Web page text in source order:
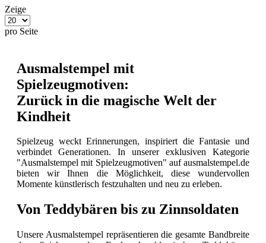
Zeige
pro Seite
Ausmalstempel mit
Spielzeugmotiven:
Zurück in die magische Welt der
Kindheit
Spielzeug weckt Erinnerungen, inspiriert die Fantasie und
verbindet Generationen. In unserer exklusiven Kategorie
"Ausmalstempel mit Spielzeugmotiven" auf ausmalstempel.de
bieten wir Ihnen die Möglichkeit, diese wundervollen
Momente künstlerisch festzuhalten und neu zu erleben.
Von Teddybären bis zu Zinnsoldaten
Unsere Ausmalstempel repräsentieren die gesamte Bandbreite